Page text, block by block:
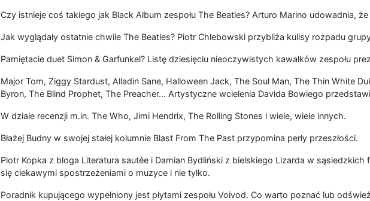
Czy istnieje coś takiego jak Black Album zespołu The Beatles? Arturo Marino udowadnia, że
Jak wyglądały ostatnie chwile The Beatles? Piotr Chlebowski przybliża kulisy rozpadu
Pamiętacie duet Simon & Garfunkel? Listę dziesięciu nieoczywistych kawałków zespołu
Major Tom, Ziggy Stardust, Alladin Sane, Halloween Jack, The Soul Man, The Thin White
Byron, The Blind Prophet, The Preacher… Artystyczne wcielenia Davida Bowiego
W dziale recenzji m.in. The Who, Jimi Hendrix, The Rolling Stones i wiele, wiele innych.
Błażej Budny w swojej stałej kolumnie Blast From The Past przypomina perły przeszłości.
Piotr Kopka z bloga Literatura sautée i Damian Bydliński z bielskiego Lizarda w sąsiedzkich
się ciekawymi spostrzeżeniami o muzyce i nie tylko.
Poradnik kupującego wypełniony jest płytami zespołu Voivod. Co warto poznać lub